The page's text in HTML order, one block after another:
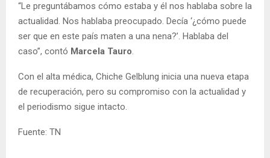
“Le preguntábamos cómo estaba y él nos hablaba sobre la
actualidad. Nos hablaba preocupado. Decía ‘¿cómo puede
ser que en este país maten a una nena?’. Hablaba del
caso”, contó Marcela Tauro.
Con el alta médica, Chiche Gelblung inicia una nueva etapa
de recuperación, pero su compromiso con la actualidad y
el periodismo sigue intacto.
Fuente: TN